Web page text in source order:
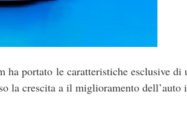
portato le caratteristiche esclusive di
la crescita a il miglioramento dell’auto